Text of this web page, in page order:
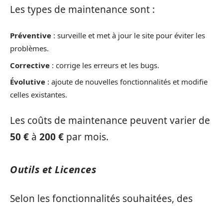
Les types de maintenance sont :
Préventive : surveille et met à jour le site pour éviter les
problèmes.
Corrective : corrige les erreurs et les bugs.
Évolutive : ajoute de nouvelles fonctionnalités et modifie
celles existantes.
Les coûts de maintenance peuvent varier de
50 € à 200 € par mois.
Outils et Licences
Selon les fonctionnalités souhaitées, des